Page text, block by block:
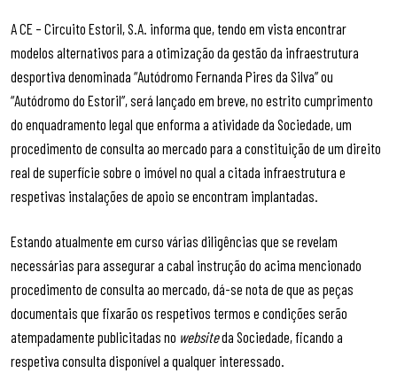
A CE – Circuito Estoril, S.A. informa que, tendo em vista encontrar
modelos alternativos para a otimização da gestão da infraestrutura
desportiva denominada “Autódromo Fernanda Pires da Silva” ou
“Autódromo do Estoril”, será lançado em breve, no estrito cumprimento
do enquadramento legal que enforma a atividade da Sociedade, um
procedimento de consulta ao mercado para a constituição de um direito
real de superfície sobre o imóvel no qual a citada infraestrutura e
respetivas instalações de apoio se encontram implantadas.
Estando atualmente em curso várias diligências que se revelam
necessárias para assegurar a cabal instrução do acima mencionado
procedimento de consulta ao mercado, dá-se nota de que as peças
documentais que fixarão os respetivos termos e condições serão
atempadamente publicitadas no websiteda Sociedade, ficando a
respetiva consulta disponível a qualquer interessado.